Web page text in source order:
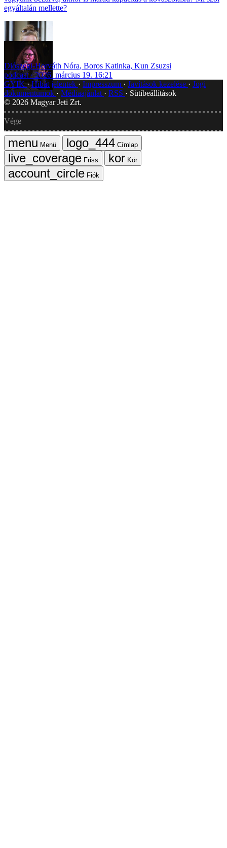
egyáltalán mellette?
Diószegi-Horváth Nóra, Boros Katinka, Kun Zsuzsi
podcast
2026. március 19. 16:21
GYIK Hibát jelentek Impresszum Javítások kezelése
Jogi
dokumentumok
Médiaajánlat RSS
Sütibeállítások
© 2026 Magyar Jeti Zrt.
Vége
Menü
Címlap
Friss
Kör
Fiók